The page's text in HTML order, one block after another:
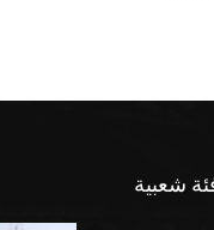
شعبية